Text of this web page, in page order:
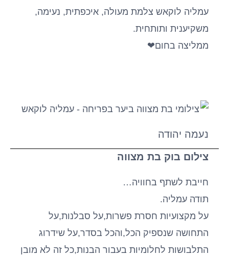
עמליה לוקאש צלמת מעולה, איכפתית, נעימה,
משקיענית ותותחית.
ממליצה בחום❤
נעמה יהודה
צילום בוק בת מצווה
חייבת לשתף בחוויה…
תודה עמליה.
על מקצועיות חסרת פשרות,על סבלנות,על
התחושה שנספיק הכל,והכל בסדר,על שידרוג
התלבושות לחלומיות בעבור הבנות,כל זה לא מובן